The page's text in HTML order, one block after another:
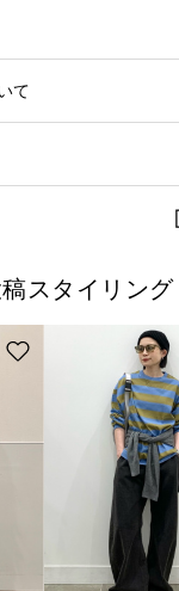
て
スタイリング